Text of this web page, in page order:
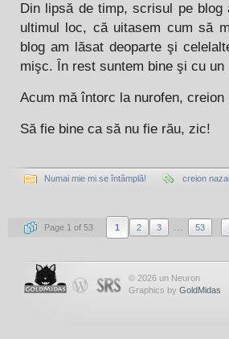
Din lipsă de timp, scrisul pe
ultimul loc, că uitasem cum să
blog am lăsat deoparte şi
mişc. În rest suntem bine şi cu un
Acum mă întorc la nurofen,
Să fie bine ca să nu fie rău, zic!
Numai mie mi se întâmplă! creion nazal
Page 1 of 53 1 2 3 ... 53
© 2026 un Neuron
Graphics by GoldMidas